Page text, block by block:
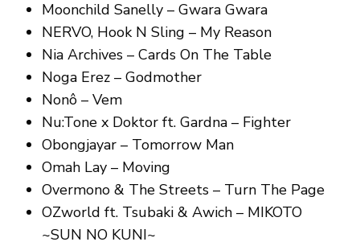
Moonchild Sanelly – Gwara Gwara
NERVO, Hook N Sling – My Reason
Nia Archives – Cards On The Table
Noga Erez – Godmother
Nonô – Vem
Nu:Tone x Doktor ft. Gardna – Fighter
Obongjayar – Tomorrow Man
Omah Lay – Moving
Overmono & The Streets – Turn The Page
OZworld ft. Tsubaki & Awich – MIKOTO
~SUN NO KUNI~